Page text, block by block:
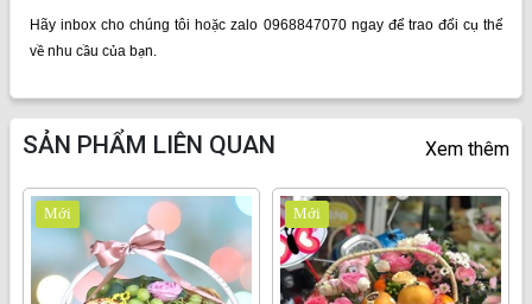
Hãy inbox cho chúng tôi hoặc zalo 0968847070 ngay đểtrao đổi cụ thể
về nhu cầu của bạn.
SẢN PHẨM LIÊN QUAN Xem thêm
Mới Mới